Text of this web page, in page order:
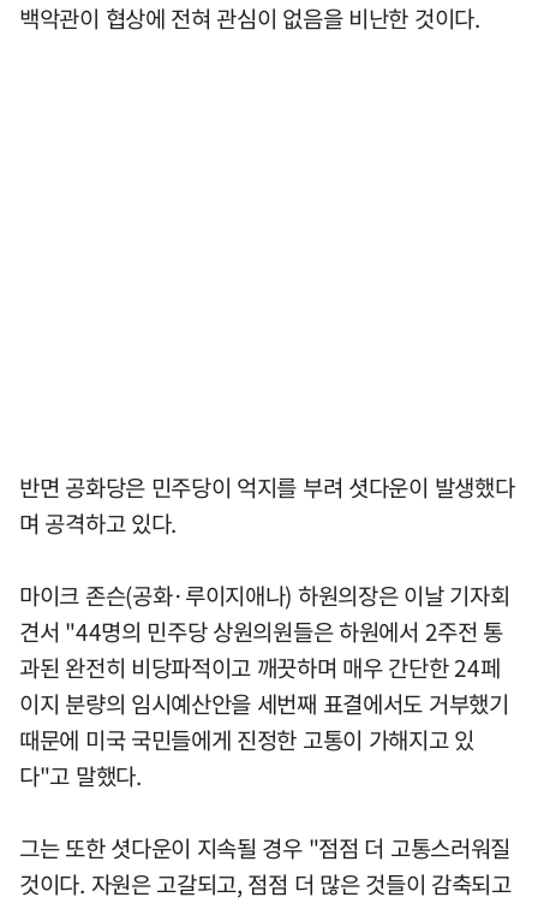
백악관이 협상에 전혀 관심이 없음을 비난한 것이다.
반면 공화당은 민주당이 억지를 부려 셧다운이 발생했다
며 공격하고 있다.
마이크 존슨(공화·루이지애나) 하원의장은 이날 기자회
견서 "44명의 민주당 상원의원들은 하원에서 2주전 통
과된 완전히 비당파적이고 깨끗하며 매우 간단한 24페
이지 분량의 임시예산안을 세번째 표결에서도 거부했기
때문에 미국 국민들에게 진정한 고통이 가해지고 있
다"고 말했다.
그는 또한 셧다운이 지속될 경우 "점점 더 고통스러워질
것이다. 자원은 고갈되고, 점점 더 많은 것들이 감축되고